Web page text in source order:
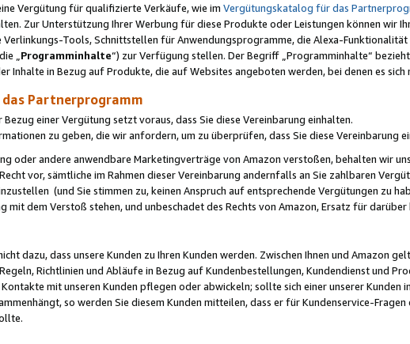
Vergütung für qualifizierte Verkäufe, wie im Vergütungskatalog für das
Zur Unterstützung Ihrer Werbung für diese Produkte oder Leistungen können wir
Verlinkungs-Tools, Schnittstellen für Anwendungsprogramme, die Alexa-
„ Programminhalte“) zur Verfügung stellen. Der Begriff „Programminhalte“
Inhalte in Bezug auf Produkte, die auf Websites angeboten werden, bei denen es
Partnerprogramm
einer Vergütung setzt voraus, dass Sie diese Vereinbarung einhalten.
zu geben, die wir anfordern, um zu überprüfen, dass Sie diese Vereinbarung
oder andere anwendbare Marketingverträge von Amazon verstoßen, behalten wir
vor, sämtliche im Rahmen dieser Vereinbarung andernfalls an Sie zahlbaren
(und Sie stimmen zu, keinen Anspruch auf entsprechende Vergütungen zu
dem Verstoß stehen, und unbeschadet des Rechts von Amazon, Ersatz für darüber
dazu, dass unsere Kunden zu Ihren Kunden werden. Zwischen Ihnen und Amazon
Richtlinien und Abläufe in Bezug auf Kundenbestellungen, Kundendienst und
mit unseren Kunden pflegen oder abwickeln; sollte sich einer unserer Kunden
so werden Sie diesem Kunden mitteilen, dass er für Kundenservice-